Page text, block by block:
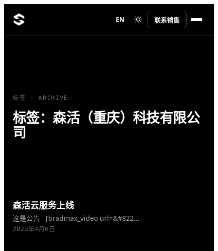
EN 联系销售
标签 · ARCHIVE
标签：森活（重庆）科技有限公
司
森活云服务上线
这是公告 [bradmax_video url=&#822…
2023年4月6日